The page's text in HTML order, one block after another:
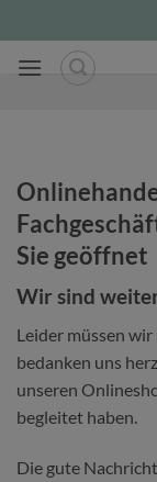
Inhalt
springen
Sie geöffnet
Wir sind
Leider müssen
bedanken uns
unseren
begleitet haben.
Die gute